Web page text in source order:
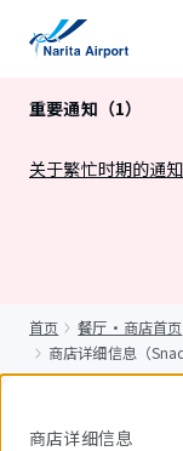
重要通知（1）
关于繁忙时期的通知
首页 餐厅・商店首页
商店详细信息（
商店详细信息